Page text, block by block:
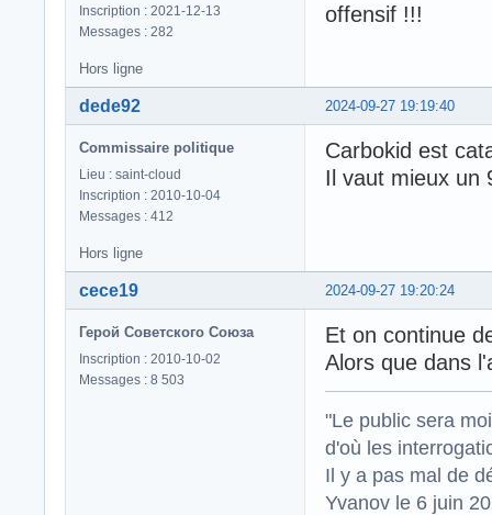
Inscription : 2021-12-13
Messages : 282
offensif !!!
Hors ligne
2024-09-27 19:19:40
dede92
Commissaire politique
Lieu : saint-cloud
Inscription : 2010-10-04
Messages : 412
Carbokid est
Il vaut mieux un
Hors ligne
2024-09-27 19:20:24
cece19
Герой Советского Союза
Inscription : 2010-10-02
Messages : 8 503
Et on continue
Alors que dans
"Le public sera
d'où les
Il y a pas mal de
Yvanov le 6 juin